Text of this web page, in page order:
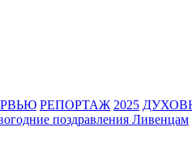
РЕПОРТАЖ 2025
поздравления Ливенцам